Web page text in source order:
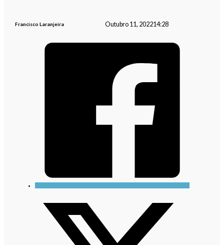
Francisco Laranjeira Outubro 11, 202214:28